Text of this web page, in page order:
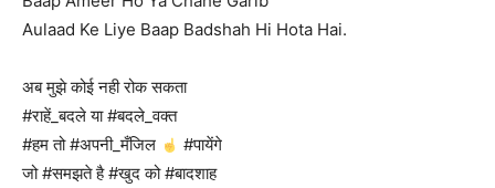
Aulaad Ke Liye Baap Badshah Hi Hota Hai.
अब मुझे कोई नही रोक सकता
#राहें_बदले या #बदले_वक्त
#हम तो #अपनी_मँजिल
#पायेंगे
जो #समझते है #खुद को #बादशाह